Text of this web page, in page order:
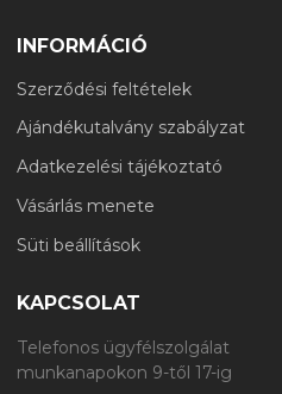
INFORMÁCIÓ
Szerződési feltételek
Ajándékutalvány szabályzat
Adatkezelési tájékoztató
Vásárlás menete
Süti beállítások
KAPCSOLAT
Telefonos ügyfélszolgálat
munkanapokon 9-től 17-ig